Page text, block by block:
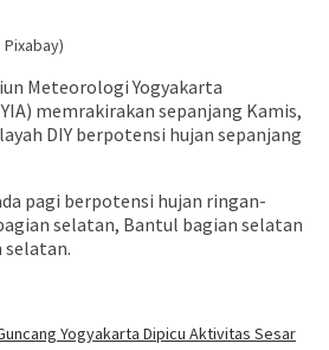
Meteorologi Yogyakarta
memrakirakan sepanjang Kamis,
DIY berpotensi hujan sepanjang
pagi berpotensi hujan ringan-
selatan, Bantul bagian selatan
selatan.
Yogyakarta Dipicu Aktivitas Sesar